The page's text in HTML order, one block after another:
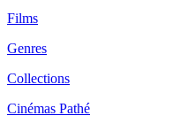
Films
Genres
Collections
Cinémas Pathé